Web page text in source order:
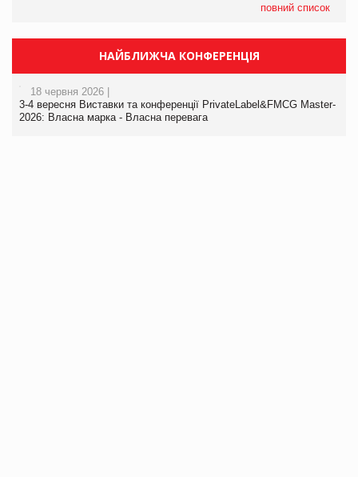
повний список
НАЙБЛИЖЧА КОНФЕРЕНЦІЯ
18 червня 2026 |
3-4 вересня Виставки та конференції PrivateLabel&FMCG Master-
2026: Власна марка - Власна перевага